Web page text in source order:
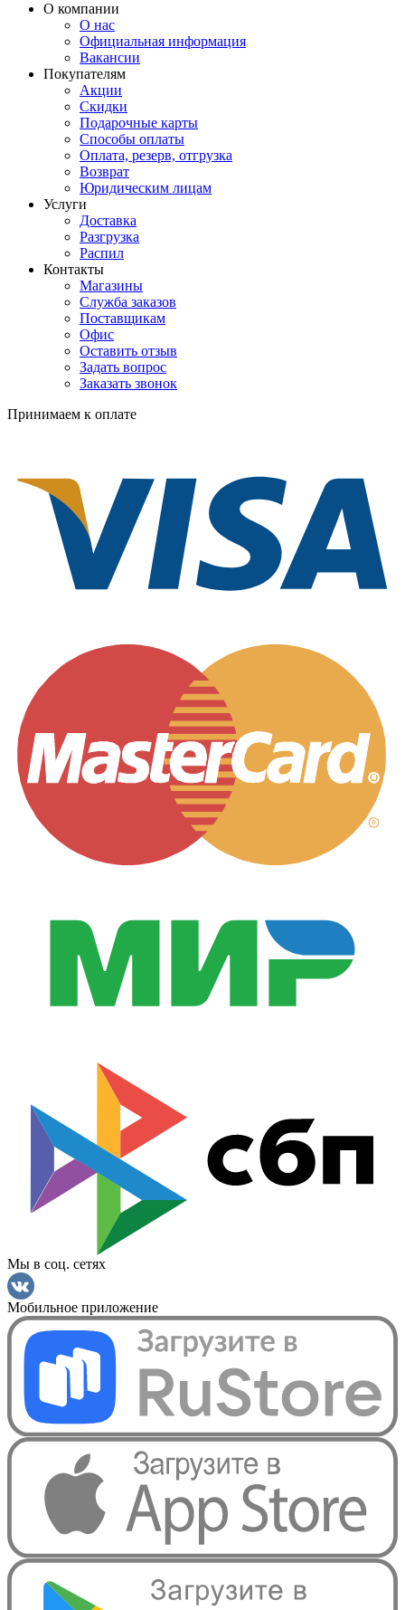
О компании
О нас
Официальная информация
Вакансии
Покупателям
Акции
Скидки
Подарочные карты
Способы оплаты
Оплата, резерв, отгрузка
Возврат
Юридическим лицам
Услуги
Доставка
Разгрузка
Распил
Контакты
Магазины
Служба заказов
Поставщикам
Офис
Оставить отзыв
Задать вопрос
Заказать звонок
Принимаем к оплате
Мы в соц. сетях
Мобильное приложение